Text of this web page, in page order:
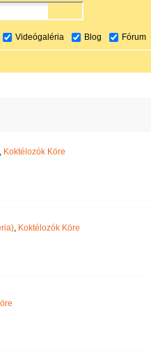
Videógaléria Blog Fórum
, Koktélozók Köre
, Koktélozók Köre